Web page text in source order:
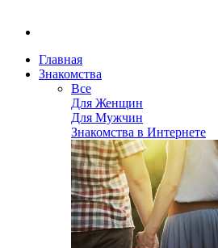
Главная
Знакомства
Все
Для Женщин
Для Мужчин
Знакомства в Интернете